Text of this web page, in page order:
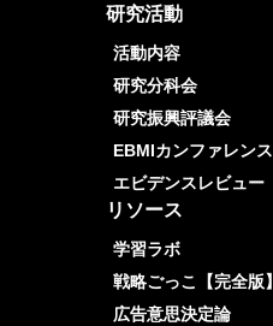
研究活動
活動内容
研究分科会
研究振興評議会
EBMIカンファレンス
エビデンスレビュー
リソース
学習ラボ
戦略ごっこ【完全版】
広告意思決定論